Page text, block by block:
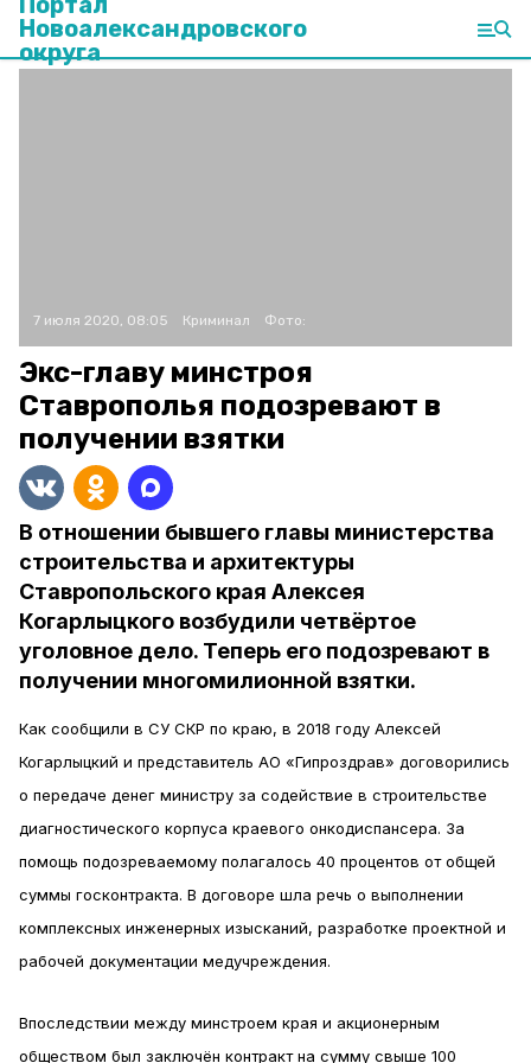
Новоалександровского
округа
7 июля 2020, 08:05 Криминал Фото:
Экс-главу минстроя
Ставрополья подозревают в
получении взятки
В отношении бывшего главы министерства
строительства и архитектуры
Ставропольского края Алексея
Когарлыцкого возбудили четвёртое
уголовное дело. Теперь его подозревают в
получении многомилионной взятки.
Как сообщили в СУ СКР по краю, в 2018 году Алексей
Когарлыцкий и представитель АО «Гипроздрав» договорились
о передаче денег министру за содействие в строительстве
диагностического корпуса краевого онкодиспансера. За
помощь подозреваемому полагалось 40 процентов от общей
суммы госконтракта. В договоре шла речь о выполнении
комплексных инженерных изысканий, разработке проектной и
рабочей документации медучреждения.
Впоследствии между минстроем края и акционерным
обществом был заключён контракт на сумму свыше 100